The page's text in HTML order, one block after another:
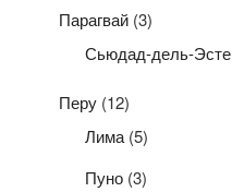
Парагвай (3)
Сьюдад-дель-Эсте
Перу (12)
Лима(5)
Пуно (3)